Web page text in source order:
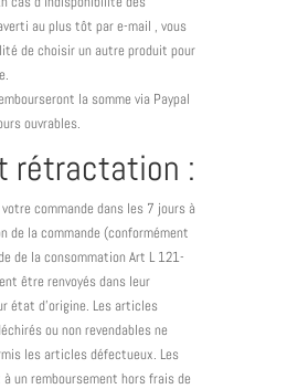
au plus tôt par e-mail , vous
de choisir un autre produit pour
la somme via Paypal
ouvrables.
rétractation :
votre commande dans les 7 jours à
de la commande (conformément
de la consommation Art L 121-
être renvoyés dans leur
état d’origine. Les articles
ou non revendables ne
les articles défectueux. Les
un remboursement hors frais de